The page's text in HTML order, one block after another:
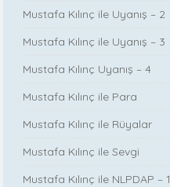
Mustafa Kılınç ile Uyanış – 2
Mustafa Kılınç ile Uyanış – 3
Mustafa Kılınç Uyanış – 4
Mustafa Kılınç ile Para
Mustafa Kılınç ile Rüyalar
Mustafa Kılınç ile Sevgi
Mustafa Kılınç ile NLPDAP – 1